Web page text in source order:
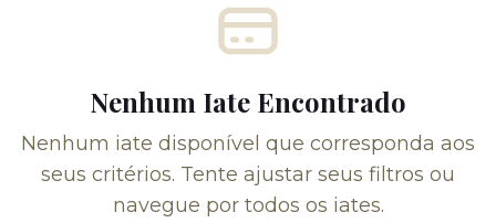
Nenhum Iate Encontrado
Nenhum iate disponível que corresponda aos
seus critérios. Tente ajustar seus filtros ou
navegue por todos os iates.